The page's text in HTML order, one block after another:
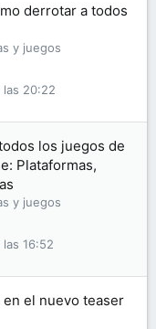
derrotar a todos
y juegos
las 20:22
los juegos de
Plataformas,
y juegos
las 16:52
en el nuevo teaser